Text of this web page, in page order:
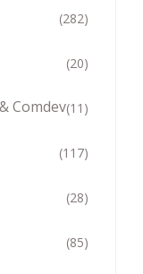
(282)
(20)
Comdev(11)
(117)
(28)
(85)